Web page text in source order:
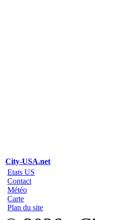
City-USA.net
Etats US
Contact
Météo
Carte
Plan du site